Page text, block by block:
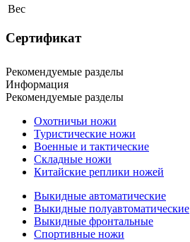
Вес
Сертификат
Рекомендуемые разделы
Информация
Рекомендуемые разделы
Охотничьи ножи
Туристические ножи
Военные и тактические
Складные ножи
Китайские реплики ножей
Выкидные автоматические
Выкидные полуавтоматические
Выкидные фронтальные
Спортивные ножи